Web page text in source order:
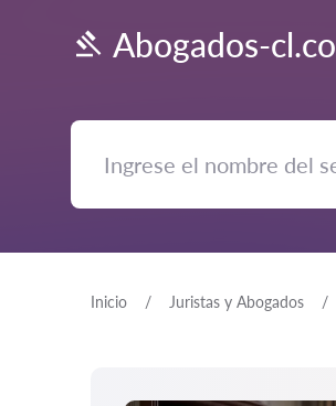
Abogados-
Inicio Juristas y Abogados